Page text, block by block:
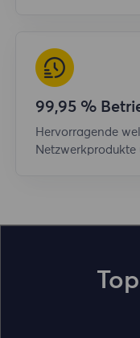
99,95 %
Hervorragende
Netzwerkprodukte